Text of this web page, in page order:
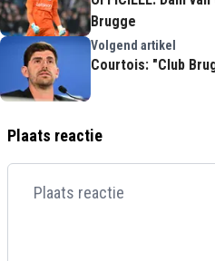
Brugge
Volgend artikel
Courtois: "Club
Plaats reactie